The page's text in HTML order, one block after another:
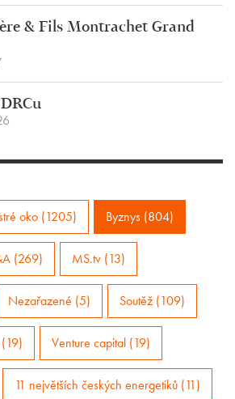
& Fils Montrachet Grand
oko (1205) Byznys (804)
(269) MS.tv (13)
Nezařazené (5) Soutěž (109)
Venture capital (19)
11 největších českých energetiků (11)